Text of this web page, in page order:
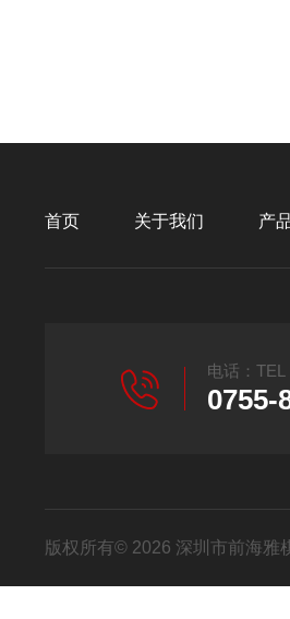
首页 关于我们 产
电话：TEL
0755-
版权所有© 2026 深圳市前海